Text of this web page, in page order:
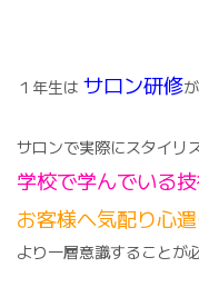
１年生は サロン研修
サロンで実際にスタイリ
学校で学んでいる
お客様へ気配り心
より一層意識することが